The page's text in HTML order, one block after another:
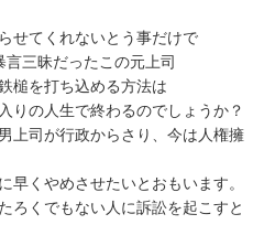
せてくれないとう事だけで
三昧だったこの元上司
槌を打ち込める方法は
りの人生で終わるのでしょうか？
上司が行政からさり、今は人権擁
早くやめさせたいとおもいます。
ろくでもない人に訴訟を起こすと